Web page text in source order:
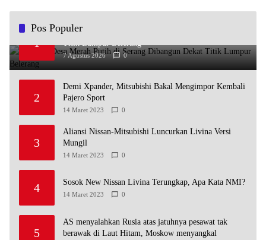
Pos Populer
1
Koperasi Desa Merah Putih di Serang Dibangun Dekat
7 Agustus 2026 0
2
Demi Xpander, Mitsubishi Bakal Mengimpor Kembali
Pajero Sport
14 Maret 2023 0
3
Aliansi Nissan-Mitsubishi Luncurkan Livina Versi
Mungil
14 Maret 2023 0
4 Sosok New Nissan Livina Terungkap, Apa Kata NMI?
14 Maret 2023 0
5
AS menyalahkan Rusia atas jatuhnya pesawat tak
berawak di Laut Hitam, Moskow menyangkal